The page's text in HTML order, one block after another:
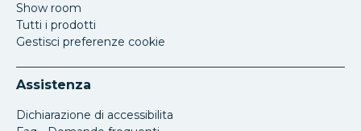
Show room
Tutti i prodotti
Gestisci preferenze cookie
Assistenza
Dichiarazione di accessibilita